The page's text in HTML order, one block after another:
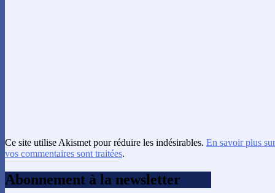
Ce site utilise Akismet pour réduire les indésirables. En savoir plus
vos commentaires sont traitées.
Abonnement à la newsletter